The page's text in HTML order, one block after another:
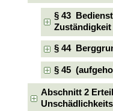
§ 43
Zuständigkeit
§ 44
§ 45
Abschnitt 2